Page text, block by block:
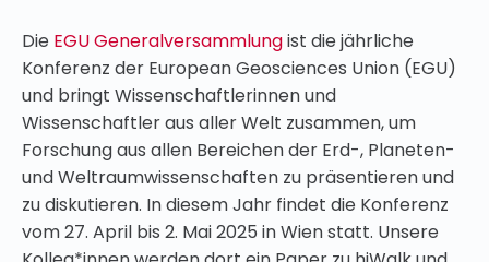
Die EGU Generalversammlungist die jährliche
Konferenz der European Geosciences Union (EGU)
und bringt Wissenschaftlerinnen und
Wissenschaftler aus aller Welt zusammen, um
Forschung aus allen Bereichen der Erd-, Planeten-
und Weltraumwissenschaften zu präsentieren und
zu diskutieren. In diesem Jahr findet die Konferenz
vom 27. April bis 2. Mai 2025 in Wien statt. Unsere